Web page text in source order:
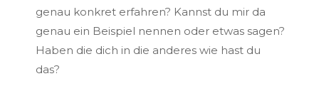
genau konkret erfahren? Kannst du mir da
genau ein Beispiel nennen oder etwas sagen?
Haben die dich in die anderes wie hast du
das?